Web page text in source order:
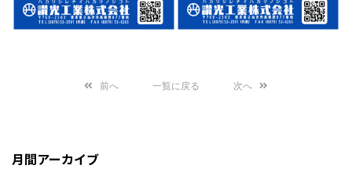
前へ 一覧に戻る 次へ
月間アーカイブ